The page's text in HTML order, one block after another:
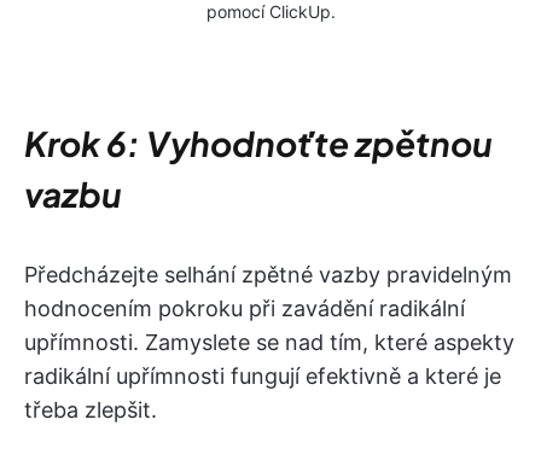
pomocí ClickUp.
Krok 6: Vyhodnoťte zpětnou
vazbu
Předcházejte selhání zpětné vazby pravidelným
hodnocením pokroku při zavádění radikální
upřímnosti. Zamyslete se nad tím, které aspekty
radikální upřímnosti fungují efektivně a které je
třeba zlepšit.